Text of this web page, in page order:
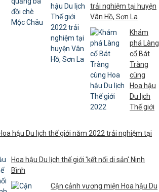
trải nghiệm tại huyện
Vân Hồ, Sơn La
Khám
phá Làng
cổ Bát
Tràng
cùng
Hoa hậu
Du lịch
Thế giới
hậu Du lịch thế giới năm 2022 trải nghiệm tại
Hoa hậu Du lịch thế giới 'kết nối di sản' Ninh
Bình
Cận cảnh vương miện Hoa hậu Du